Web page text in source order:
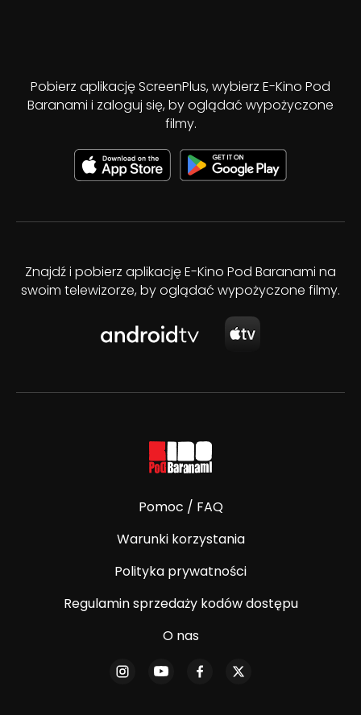
Pobierz aplikację ScreenPlus, wybierz E-Kino Pod
Baranami i zaloguj się, by oglądać wypożyczone
filmy.
Znajdź i pobierz aplikację E-Kino Pod Baranami na
swoim telewizorze, by oglądać wypożyczone filmy.
Pomoc / FAQ
Warunki korzystania
Polityka prywatności
Regulamin sprzedaży kodów dostępu
O nas